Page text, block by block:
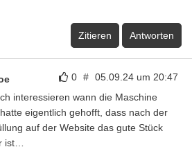
Zitieren Antworten
0 # 05.09.24 um 20:47
interessieren wann die Maschine
eigentlich gehofft, dass nach der
auf der Website das gute Stück
ist…